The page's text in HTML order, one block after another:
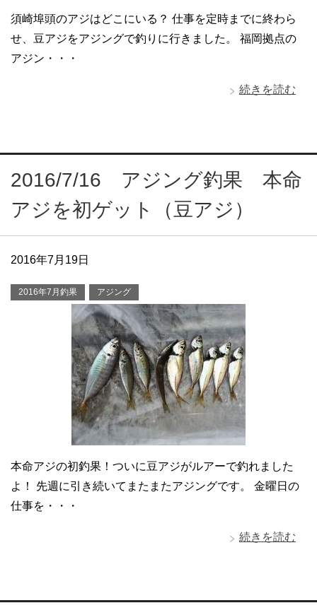
須崎埠頭のアジはどこにいる？ 仕事を定時までに終わら
せ、豆アジをアジングで釣りに行きました。 福岡拠点の
アジン・・・
続きを読む
2016/7/16 アジング釣果 本命
アジを初ゲット（豆アジ）
2016年7月19日
2016年7月釣果 アジング
本命アジの初釣果！ついに豆アジがルアーで釣れました
よ！ 先週に引き続いてまたまたアジングです。 金曜日の
仕事を・・・
続きを読む